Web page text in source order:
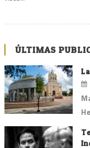
ÚLTIMAS